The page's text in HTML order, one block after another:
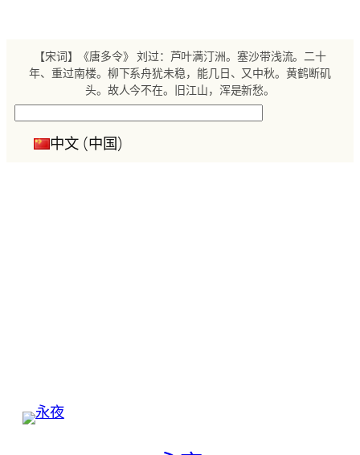
【宋词】《唐多令》 刘过：芦叶满汀洲。塞沙带浅流。二十
年、重过南楼。柳下系舟犹未稳，能几日、又中秋。黄鹤断矶
头。故人今不在。旧江山，浑是新愁。
中文 (中国)